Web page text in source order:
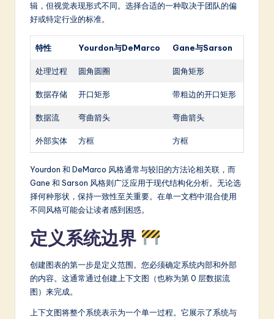
o
辑，但视觉表现形式不同。选择合适的一种取决于团队的偏
好或特定行业的标准。
特性 Yourdon与DeMarco Gane与Sarson
处理过程 圆角圆圈 圆角矩形
数据存储 开口矩形 带粗边的开口矩形
数据流 弯曲箭头 弯曲箭头
外部实体 方框 方框
Yourdon 和 DeMarco 风格通常与较旧的方法论相关联，而
Gane 和 Sarson 风格则广泛应用于现代结构化分析。无论选
择何种形状，保持一致性至关重要。在单一文档中混合使用
不同风格可能会让读者感到困惑。
定义系统边界
创建图表的第一步是定义范围。您必须确定系统内部和外部
的内容。这通常通过创建上下文图（也称为第 0 层数据流
图）来完成。
上下文图将整个系统表示为一个单一过程。它展示了系统与